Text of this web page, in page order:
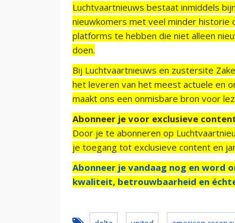
Luchtvaartnieuws bestaat inmiddels
nieuwkomers met veel minder historie
platforms te hebben die niet alleen
doen.
Bij Luchtvaartnieuws en zustersite
het leveren van het meest actuele en
maakt ons een onmisbare bron voor
Abonneer je voor exclusieve
Door je te abonneren op
je toegang tot exclusieve content en
Abonneer je vandaag nog en word
kwaliteit, betrouwbaarheid en